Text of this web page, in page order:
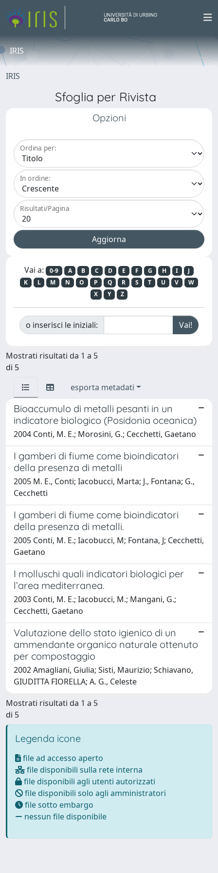
IRIS
IRIS
Sfoglia per Rivista
Opzioni
Ordina per:
In ordine:
Risultati/Pagina
Vai a: 0-9 A B C D E F G H I
J
K
L M N O P Q R S T U V
W
X
Y Z
o inserisci le iniziali:
Mostrati risultati da 1 a 5
di 5
esporta metadati
Bioaccumulo di metalli pesanti in un
indicatore biologico (Posidonia oceanica)
2004 Conti, M. E.; Morosini, G.; Cecchetti, Gaetano
I gamberi di fiume come bioindicatori
della presenza di metalli
2005 M. E., Conti; Iacobucci, Marta; J., Fontana; G.,
Cecchetti
I gamberi di fiume come bioindicatori
della presenza di metalli.
2005 Conti, M. E.; Iacobucci, M; Fontana, J; Cecchetti,
Gaetano
I molluschi quali indicatori biologici per
l’area mediterranea.
2003 Conti, M. E.; Iacobucci, M.; Mangani, G.;
Cecchetti, Gaetano
Valutazione dello stato igienico di un
ammendante organico naturale ottenuto
per compostaggio
2002 Amagliani, Giulia; Sisti, Maurizio; Schiavano,
GIUDITTA FIORELLA; A. G., Celeste
Mostrati risultati da 1 a 5
di 5
Legenda icone
file ad accesso aperto
file disponibili sulla rete interna
file disponibili agli utenti autorizzati
file disponibili solo agli amministratori
file sotto embargo
nessun file disponibile